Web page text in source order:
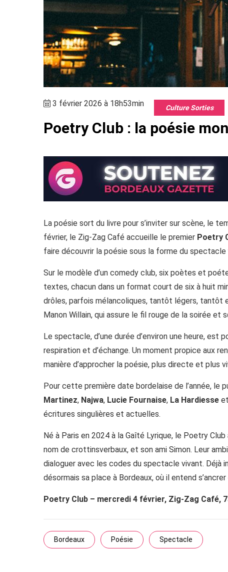
3 février 2026 à 18h53min Culture Sorties
Poetry Club : la poésie
La poésie sort du livre pour s’inviter sur scène, le
février, le Zig-Zag Café accueille le premier Poetry
faire découvrir la poésie sous la forme du spectacle
Sur le modèle d’un comedy club, six poètes et
textes, chacun dans un format court de six à huit
drôles, parfois mélancoliques, tantôt légers, tantôt
Manon Willain, qui assure le fil rouge de la soirée et
Le spectacle, d’une durée d’environ une heure,
respiration et d’échange. Un moment propice aux
manière d’approcher la poésie, plus directe et plus
Pour cette première date bordelaise de l’année, le
Martinez, Najwa, Lucie Fournaise, La Hardiesse et
écritures singulières et actuelles.
Né à Paris en 2024 à la Gaîté Lyrique, le Poetry
nom de crottinsverbaux, et son ami Simon. Leur
dialoguer avec les codes du spectacle vivant. Déjà
désormais sa place à Bordeaux, où il entend
Poetry Club – mercredi 4 février, Zig-Zag Café,
Bordeaux Poésie Spectacle